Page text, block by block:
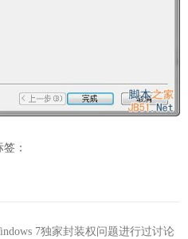
签：
7独家封装权问题进行过讨论